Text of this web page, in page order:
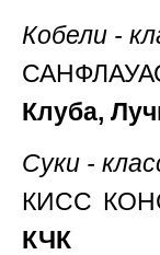
Кобели -
Клуба,
Суки -
КИСС
КЧК